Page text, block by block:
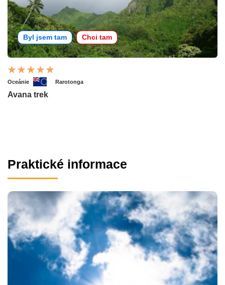
Byl jsem tam Chci tam
Oceánie Rarotonga
Avana trek
Praktické informace